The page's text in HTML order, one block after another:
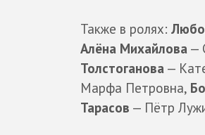
Также в ролях:
Алёна Михайлова —
Толстоганова —
Марфа Петровна,
Тарасов — Пётр